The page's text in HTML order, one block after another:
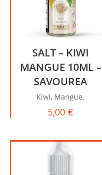
SALT – KIWI
MANGUE 10ML –
SAVOUREA
Kiwi, Mangue.
5,00€